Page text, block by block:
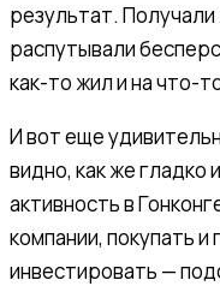
результат. Получали
распутывали
как-то жил и на что-
И вот еще
видно, как же гладко
активность в
компании, покупать и
инвестировать —